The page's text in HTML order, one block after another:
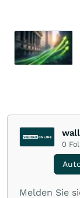
0
Melden Sie